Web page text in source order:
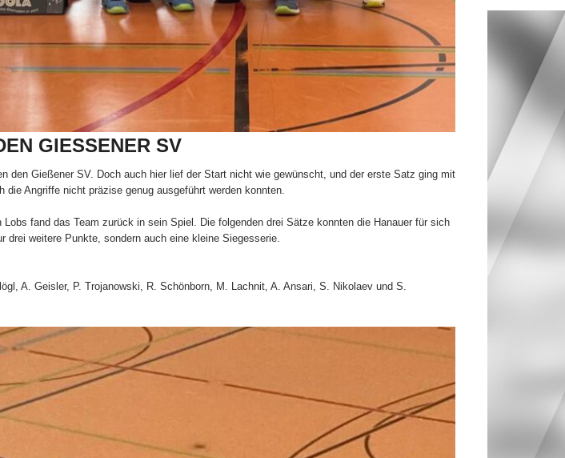
GIESSENER SV
den Gießener SV. Doch auch hier lief der Start nicht wie gewünscht, und der erste Satz ging mit
Angriffe nicht präzise genug ausgeführt werden konnten.
fand das Team zurück in sein Spiel. Die folgenden drei Sätze konnten die Hanauer für sich
weitere Punkte, sondern auch eine kleine Siegesserie.
A. Geisler, P. Trojanowski, R. Schönborn, M. Lachnit, A. Ansari, S. Nikolaev und S.